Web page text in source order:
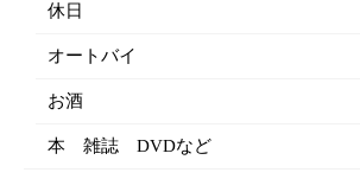
休日
オートバイ
お酒
本 雑誌 DVDなど